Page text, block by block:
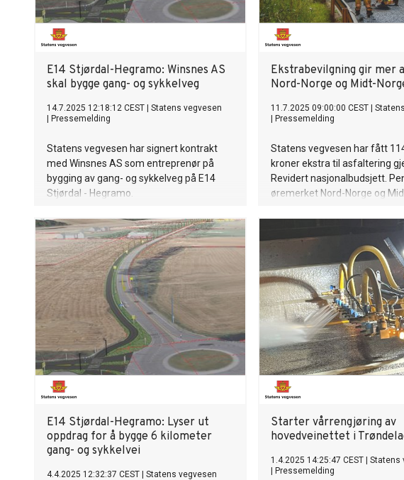
E14 Stjørdal-Hegramo: Winsnes AS
skal bygge gang- og sykkelveg
14.7.2025 12:18:12 CEST
Statens vegvesen
Pressemelding
Statens vegvesen har signert kontrakt
med Winsnes AS som entreprenør på
bygging av gang- og sykkelveg på E14
Stjørdal - Hegramo.
Ekstrabevilgning gir mer
Nord-Norge og Midt-
11.7.2025 09:00:00 CEST
Pressemelding
Statens vegvesen har fått
kroner ekstra til asfaltering
Revidert nasjonalbudsjett.
øremerket Nord-Norge og
E14 Stjørdal-Hegramo: Lyser ut
oppdrag for å bygge 6 kilometer
gang- og sykkelvei
4.4.2025 12:32:37 CEST
Statens vegvesen
Starter vårrengjøring av
hovedveinettet i
1.4.2025 14:25:47 CEST
Statens
Pressemelding